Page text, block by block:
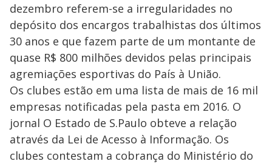
dezembro referem-se a irregularidades no
depósito dos encargos trabalhistas dos últimos
30 anos e que fazem parte de um montante de
quase R$ 800 milhões devidos pelas principais
agremiações esportivas do País à União.
Os clubes estão em uma lista de mais de 16 mil
empresas notificadas pela pasta em 2016. O
jornal O Estado de S.Paulo obteve a relação
através da Lei de Acesso à Informação. Os
clubes contestam a cobrança do Ministério do